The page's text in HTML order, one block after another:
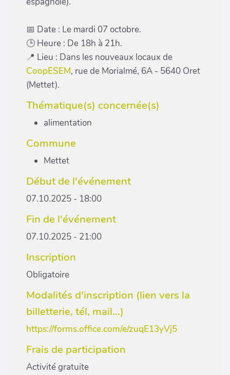
📅 Date : Le mardi 07 octobre.
🕒 Heure : De 18h à 21h.
📍 Lieu : Dans les nouveaux locaux de
CoopESEM, rue de Morialmé, 6A - 5640 Oret
(Mettet).
Thématique(s) concernée(s)
alimentation
Commune
Mettet
Début de l'événement
07.10.2025 - 18:00
Fin de l'événement
07.10.2025 - 21:00
Inscription
Obligatoire
Modalités d'inscription (lien vers la
billetterie, tél, mail...)
https://forms.office.com/e/zuqE13yVj5
Frais de participation
Activité gratuite